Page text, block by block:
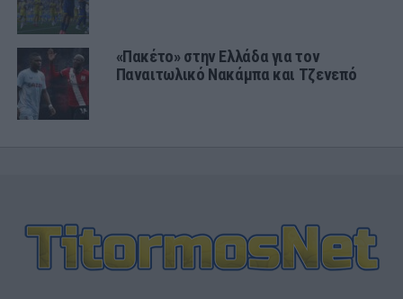
«Πακέτο» στην Ελλάδα για τον
Παναιτωλικό Νακάμπα και Τζενεπό